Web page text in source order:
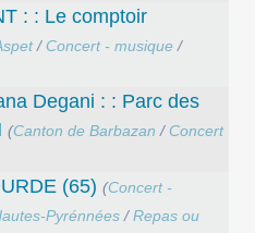
: : Le comptoir
/ Concert - musique/
Degani : : Parc des
(Canton de Barbazan / Concert
(65) (Concert -
Pyrénnées/Repas ou